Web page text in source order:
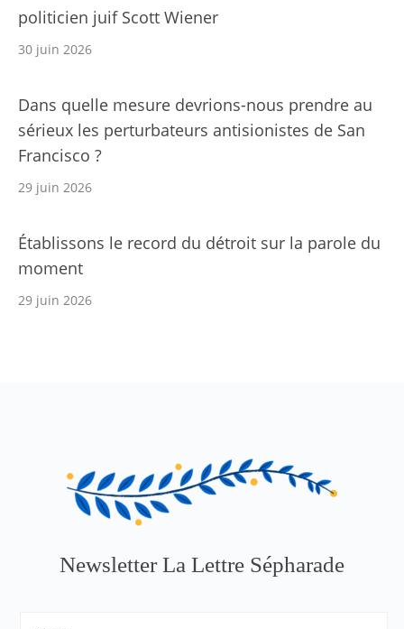
politicien juif Scott Wiener
30 juin 2026
Dans quelle mesure devrions-nous prendre au
sérieux les perturbateurs antisionistes de San
Francisco ?
29 juin 2026
Établissons le record du détroit sur la parole du
moment
29 juin 2026
Newsletter La Lettre Sépharade